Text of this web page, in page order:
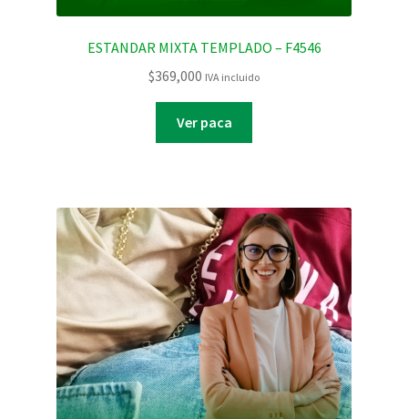
ESTANDAR MIXTA TEMPLADO – F4546
$369,000 IVA incluido
Ver paca